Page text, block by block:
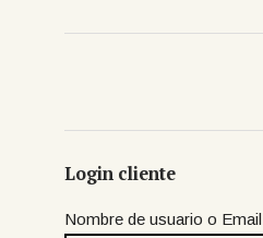
Login cliente
Nombre de usuario o Email